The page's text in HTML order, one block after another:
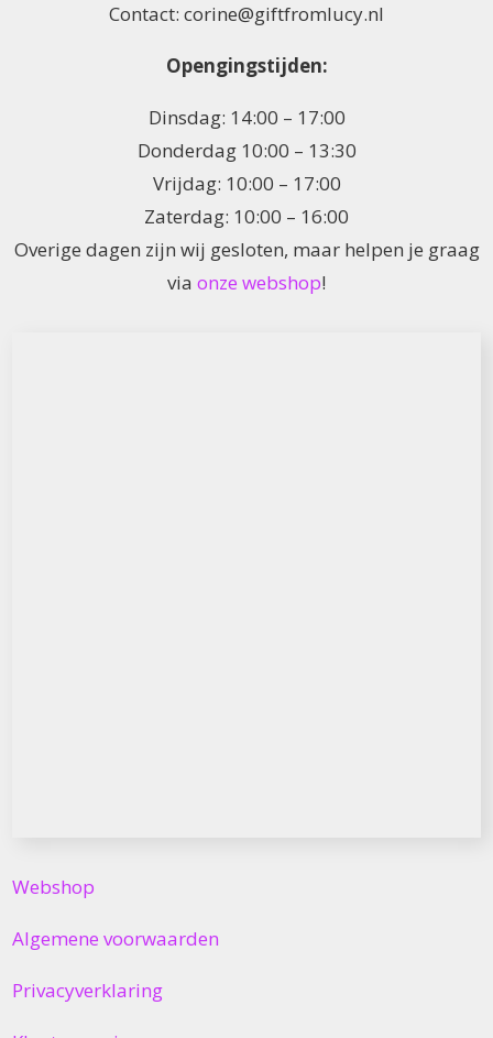
Contact: corine@giftfromlucy.nl
Opengingstijden:
Dinsdag: 14:00 – 17:00
Donderdag 10:00 – 13:30
Vrijdag: 10:00 – 17:00
Zaterdag: 10:00 – 16:00
Overige dagen zijn wij gesloten, maar helpen je graag
via onze webshop!
Webshop
Algemene voorwaarden
Privacyverklaring